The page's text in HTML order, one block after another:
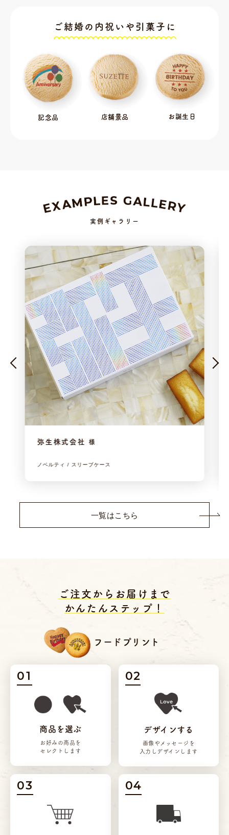
ご結婚の内祝いや引菓子に
記念品 店舗景品 お誕生日
実例ギャラリー
弥生株式会社様
ノベルティ / スリーブケース
一覧はこちら
ご注文からお届けまで
かんたんステップ！
フードプリント
01
商品を選ぶ
お好みの商品を
セレクトします
02
デザインする
画像やメッセージを
入力しデザインします
03 04